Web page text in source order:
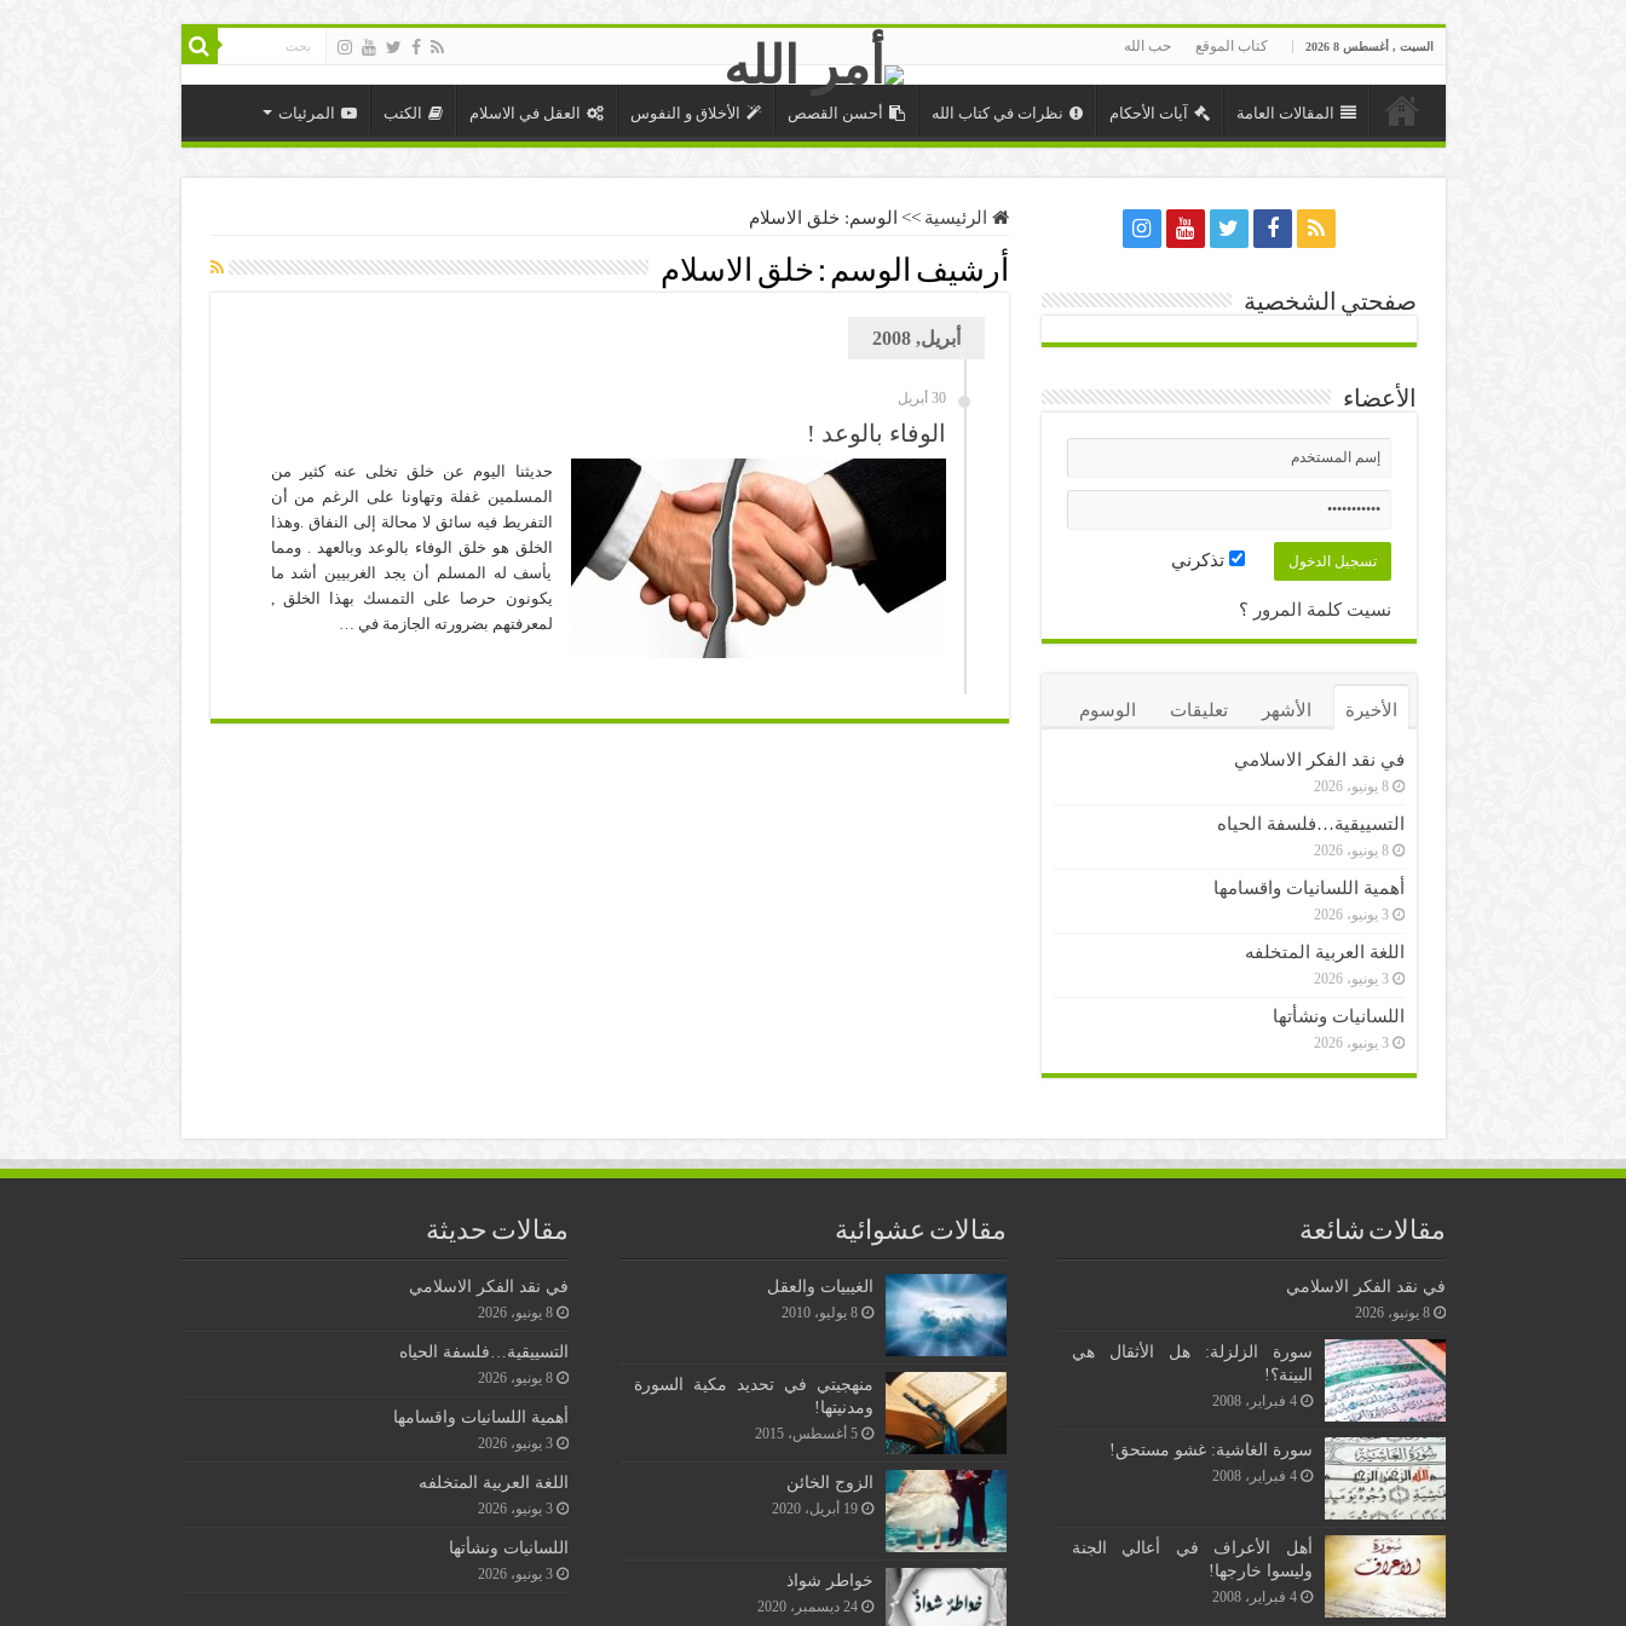
السبت , أغسطس 8 2026 كتاب الموقع حب الله
المقالات العامة آيات الأحكام نظرات في كتاب الله أحسن القصص الأخلاق و النفوس العقل في الاسلام الكتب المرئيات
الرئيسية >> الوسم: خلق الاسلام
أرشيف الوسم : خلق الاسلام
أبريل, 2008
30 أبريل
الوفاء بالوعد !
حديثنا اليوم عن خلق تخلى عنه كثير من
المسلمين غفلة وتهاونا على الرغم من أن
التفريط فيه سائق لا محالة إلى النفاق .وهذا
الخلق هو خلق الوفاء بالوعد وبالعهد . ومما
يأسف له المسلم أن يجد الغربيين أشد ما
يكونون حرصا على التمسك بهذا الخلق ,
لمعرفتهم بضرورته الجازمة في …
صفحتي الشخصية
الأعضاء
تذكرني
نسيت كلمة المرور ؟
الأخيرة الأشهر تعليقات الوسوم
في نقد الفكر الاسلامي
8 يونيو، 2026
التسييقية…فلسفة الحياه
8 يونيو، 2026
أهمية اللسانيات واقسامها
3 يونيو، 2026
اللغة العربية المتخلفه
3 يونيو، 2026
اللسانيات ونشأتها
3 يونيو، 2026
مقالات شائعة
في نقد الفكر الاسلامي
8 يونيو، 2026
سورة الزلزلة: هل الأثقال هي
البينة؟!
4 فبراير، 2008
سورة الغاشية: غشو مستحق!
4 فبراير، 2008
أهل الأعراف في أعالي الجنة
وليسوا خارجها!
4 فبراير، 2008
مقالات عشوائية
الغيبيات والعقل
8 يوليو، 2010
منهجيتي في تحديد مكية السورة
ومدنيتها!
5 أغسطس، 2015
الزوج الخائن
19 أبريل، 2020
خواطر شواذ
24 ديسمبر، 2020
مقالات حديثة
في نقد الفكر الاسلامي
8 يونيو، 2026
التسييقية…فلسفة الحياه
8 يونيو، 2026
أهمية اللسانيات واقسامها
3 يونيو، 2026
اللغة العربية المتخلفه
3 يونيو، 2026
اللسانيات ونشأتها
3 يونيو، 2026